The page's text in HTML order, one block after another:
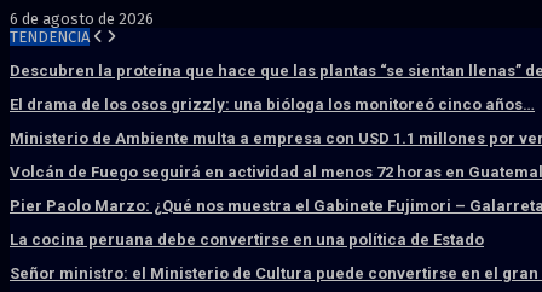
6 de agosto de 2026
TENDENCIA
Descubren la proteína que hace que las plantas “se sientan llenas”
El drama de los osos grizzly: una bióloga los monitoreó cinco años…
Ministerio de Ambiente multa a empresa con USD 1.1 millones por
Volcán de Fuego seguirá en actividad al menos 72 horas en
Pier Paolo Marzo: ¿Qué nos muestra el Gabinete Fujimori –
La cocina peruana debe convertirse en una política de Estado
Señor ministro: el Ministerio de Cultura puede convertirse en el